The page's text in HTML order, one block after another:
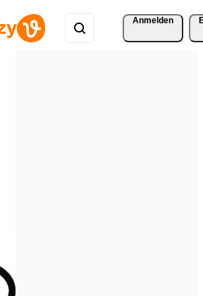
Anmelden